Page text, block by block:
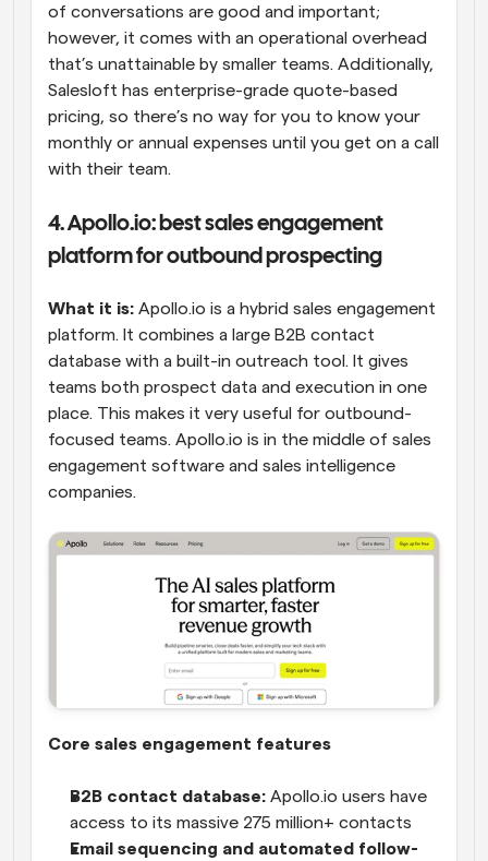
of conversations are good and important;
however, it comes with an operational overhead
that’s unattainable by smaller teams. Additionally,
Salesloft has enterprise-grade quote-based
pricing, so there’s no way for you to know your
monthly or annual expenses until you get on a call
with their team.
4. Apollo.io: best sales engagement
platform for outbound prospecting
What it is: Apollo.io is a hybrid sales engagement
platform. It combines a large B2B contact
database with a built-in outreach tool. It gives
teams both prospect data and execution in one
place. This makes it very useful for outbound-
focused teams. Apollo.io is in the middle of sales
engagement software and sales intelligence
companies.
Core sales engagement features
B2B contact database: Apollo.io users have
access to its massive 275 million+ contacts
Email sequencing and automated follow-